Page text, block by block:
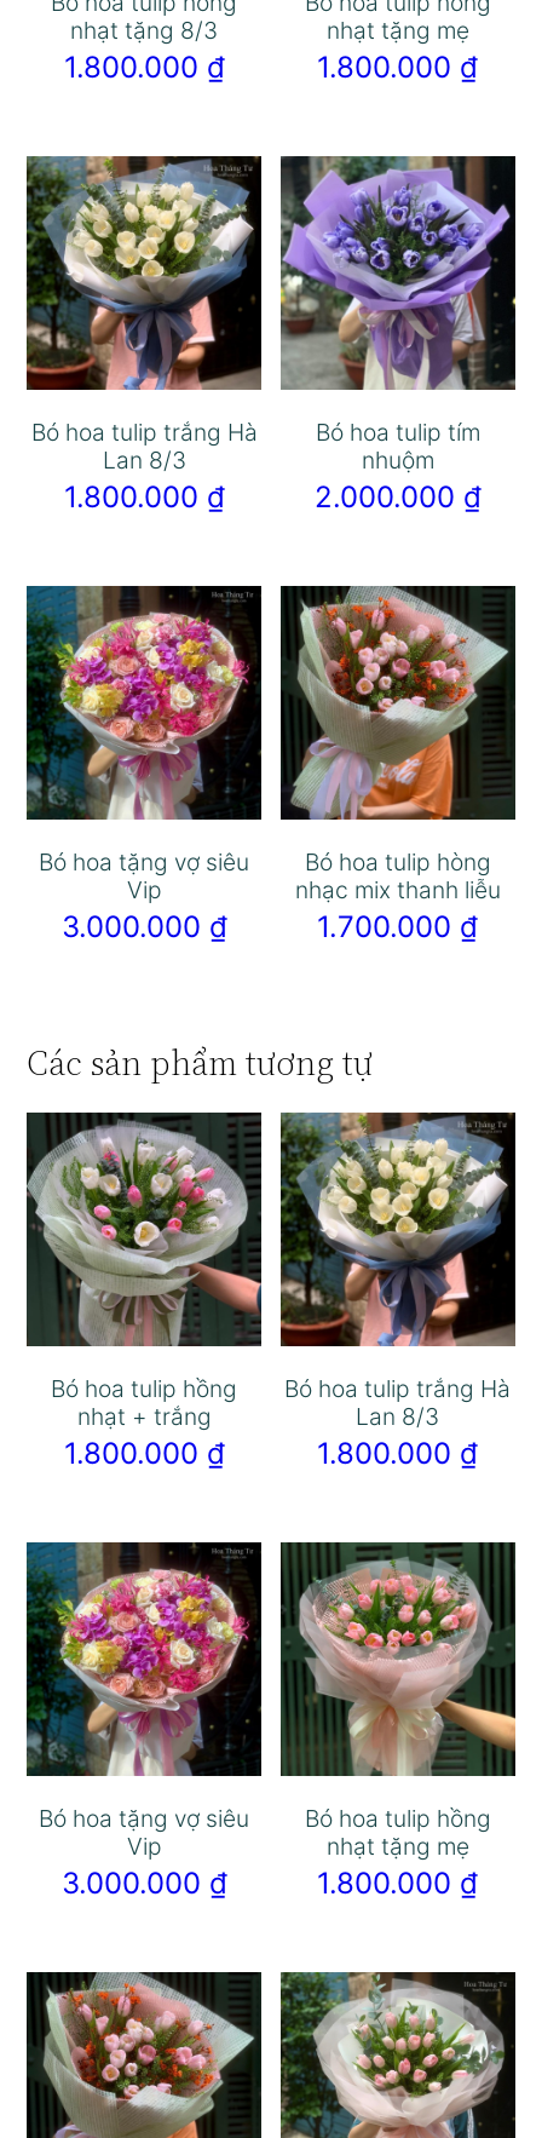
nhạt tặng 8/3
1.800.000 ₫
nhạt tặng mẹ
1.800.000 ₫
Bó hoa tulip trắng Hà
Lan 8/3
1.800.000 ₫
Bó hoa tulip tím
nhuộm
2.000.000 ₫
Bó hoa tặng vợ siêu
Vip
3.000.000 ₫
Bó hoa tulip hòng
nhạc mix thanh liễu
1.700.000 ₫
Các sản phẩm tương tự
Bó hoa tulip hồng
nhạt + trắng
1.800.000 ₫
Bó hoa tulip trắng Hà
Lan 8/3
1.800.000 ₫
Bó hoa tặng vợ siêu
Vip
3.000.000 ₫
Bó hoa tulip hồng
nhạt tặng mẹ
1.800.000 ₫